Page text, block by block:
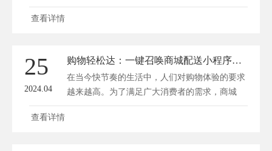
方...
查看详情
25
2024.04
购物轻松达：一键召唤商城配送小程序，速度与便捷同行
在当今快节奏的生活中，人们对购物体验的要求
越来越高。为了满足广大消费者的需求，商城
配...
查看详情